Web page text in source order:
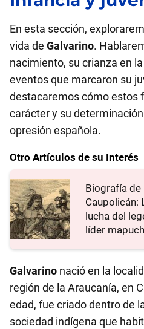
En esta sección,
vida de Galvarino.
nacimiento, su crianza en
eventos que marcaron su
destacaremos cómo estos
carácter y su
opresión española.
Otro Artículos de su Interés
Biografía de
Caupolicán:
lucha del
líder
Galvarino nació en la
región de la Araucanía, en
edad, fue criado dentro de
sociedad indígena que